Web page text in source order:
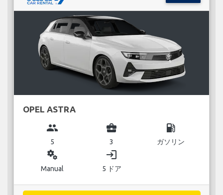
OPEL ASTRA
group
5
business_center
3
local_gas_station
ガソリン
miscellaneous_services
Manual
login
5 ドア